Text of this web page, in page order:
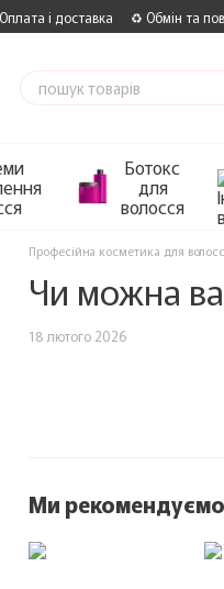
і доставка ♻️ Обмін та
Ботокс
для
волосся
Професійна косметика для
Чи можна
18 лютого 2026
Ми рекомендуємо